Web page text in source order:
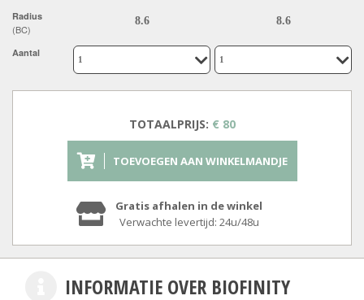
Radius
(BC)
Aantal
TOTAALPRIJS: € 80
TOEVOEGEN AAN WINKELMANDJE
Gratis afhalen in de winkel
Verwachte levertijd: 24u/48u
INFORMATIE OVER BIOFINITY